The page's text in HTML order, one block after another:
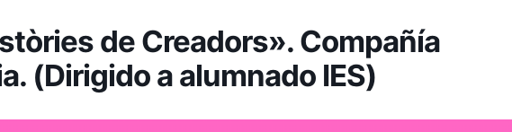
de Creadors». Compañía
(Dirigido a alumnado IES)